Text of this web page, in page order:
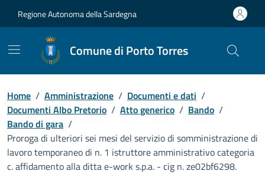
Regione Autonoma della Sardegna
Comune di Porto Torres
Home / Amministrazione / Documenti e dati /
Documenti Albo Pretorio / Atto generico / Bando /
Bando di gara /
Proroga di ulteriori sei mesi del servizio di somministrazione di
lavoro temporaneo di n. 1 istruttore amministrativo categoria
c. affidamento alla ditta e-work s.p.a. - cig n. ze02bf6298.